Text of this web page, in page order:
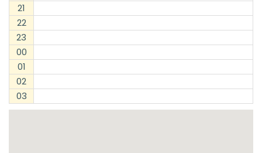
21
22
23
00
01
02
03